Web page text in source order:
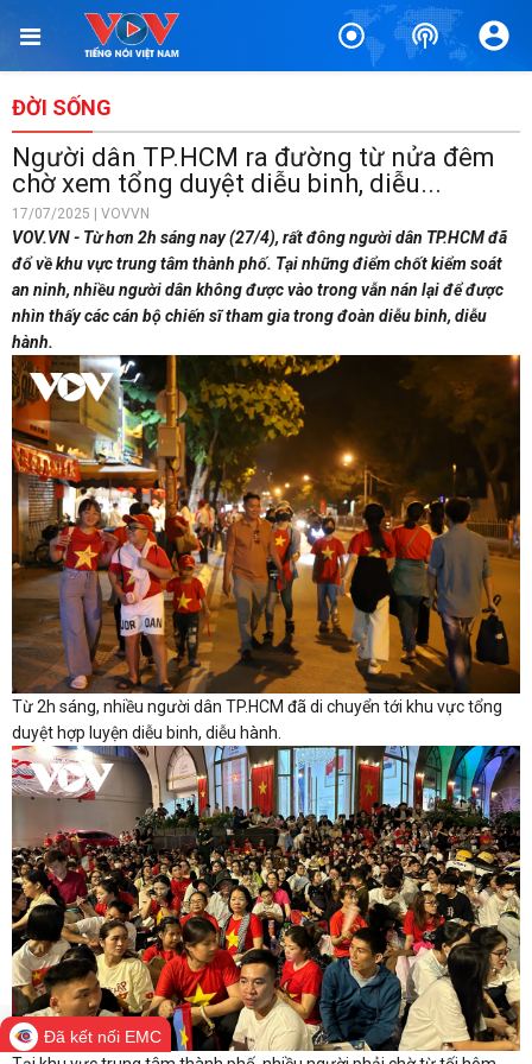
ĐỜI SỐNG
Người dân TP.HCM ra đường từ nửa đêm
chờ xem tổng duyệt diễu binh, diễu...
17/07/2025 | VOVVN
VOV.VN - Từ hơn 2h sáng nay (27/4), rất đông người dân TP.HCM đã
đổ về khu vực trung tâm thành phố. Tại những điểm chốt kiểm soát
an ninh, nhiều người dân không được vào trong vẫn nán lại để được
nhìn thấy các cán bộ chiến sĩ tham gia trong đoàn diễu binh, diễu
hành.
Từ 2h sáng, nhiều người dân TP.HCM đã di chuyển tới khu vực tổng
duyệt hợp luyện diễu binh, diễu hành.
Đã kết nối EMC